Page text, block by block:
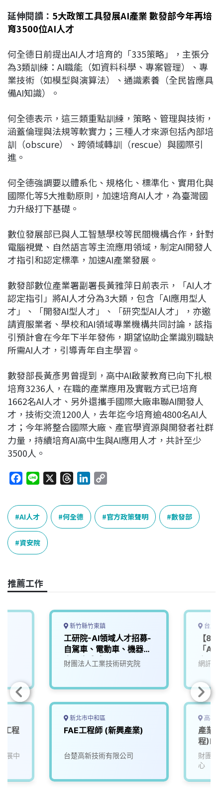
延伸閱讀： 5大政策工具發展AI產業 數發部今年再培
育3500位AI人才
何全德日前提出AI人才培育的「335策略」，主張分
為3類訓練：AI職能（如資料科學、專案管理）、專
業技術（如模型與演算法）、通識素養（全民皆應具
備AI知識）。
何全德表示，這三類重點訓練，策略、管理與技術，
涵蓋倫理與法規等軟實力；三種人才來源包括內部培
訓（obscure）、跨領域轉訓（rescue）與國際引
進。
何全德強調要以體系化、規格化、標準化、實用化與
國際化等5大推動原則，加速培育AI人才，為臺灣國
力升級打下基礎。
數位發展部已與人工智慧學校等民間機構合作，針對
電腦視覺、自然語言等主流應用領域，制定AI開發人
才指引和認定標準，加速AI產業發展。
數發部數位產業署副署長黃雅萍日前表示，「AI人才
認定指引」將AI人才分為3大類，包含「AI應用型人
才」、「開發AI型人才」、「研究型AI人才」，亦邀
請資服業者、學校和AI領域專業機構共同討論，該指
引預計會在今年下半年發佈，期望協助企業識別職缺
所需AI人才，引導青年自主學習。
數發部長黃彥男曾提到，高中AI啟蒙教育已向下扎根
培育3236人，在職的產業應用及實戰方式已培育
1662名AI人才、另外還攜手國際大廠串聯AI開發人
才，技術交流1200人，去年迄今培育逾4800名AI人
才；今年將整合國際大廠、產官學資源與開發者社群
力量，持續培育AI高中生與AI應用人才，共計至少
3500人。
c
e
b
o
o
n
e
r
e
a
k
p
y
L
AI人才 何全德 官方政策聲明 數發部
資安院
推薦工作
工程
展中
新竹縣竹東鎮
工研院-AI領域人才招募-
自駕車、電動車、機器
人、生成式AI
財團法人工業技術研究院
新北市中和區
FAE工程師 (新興產業)
台楚高新技術有限公司
台北
【8/
「AI
會」
網訊電
高雄
產業
程)F7
財團法
心